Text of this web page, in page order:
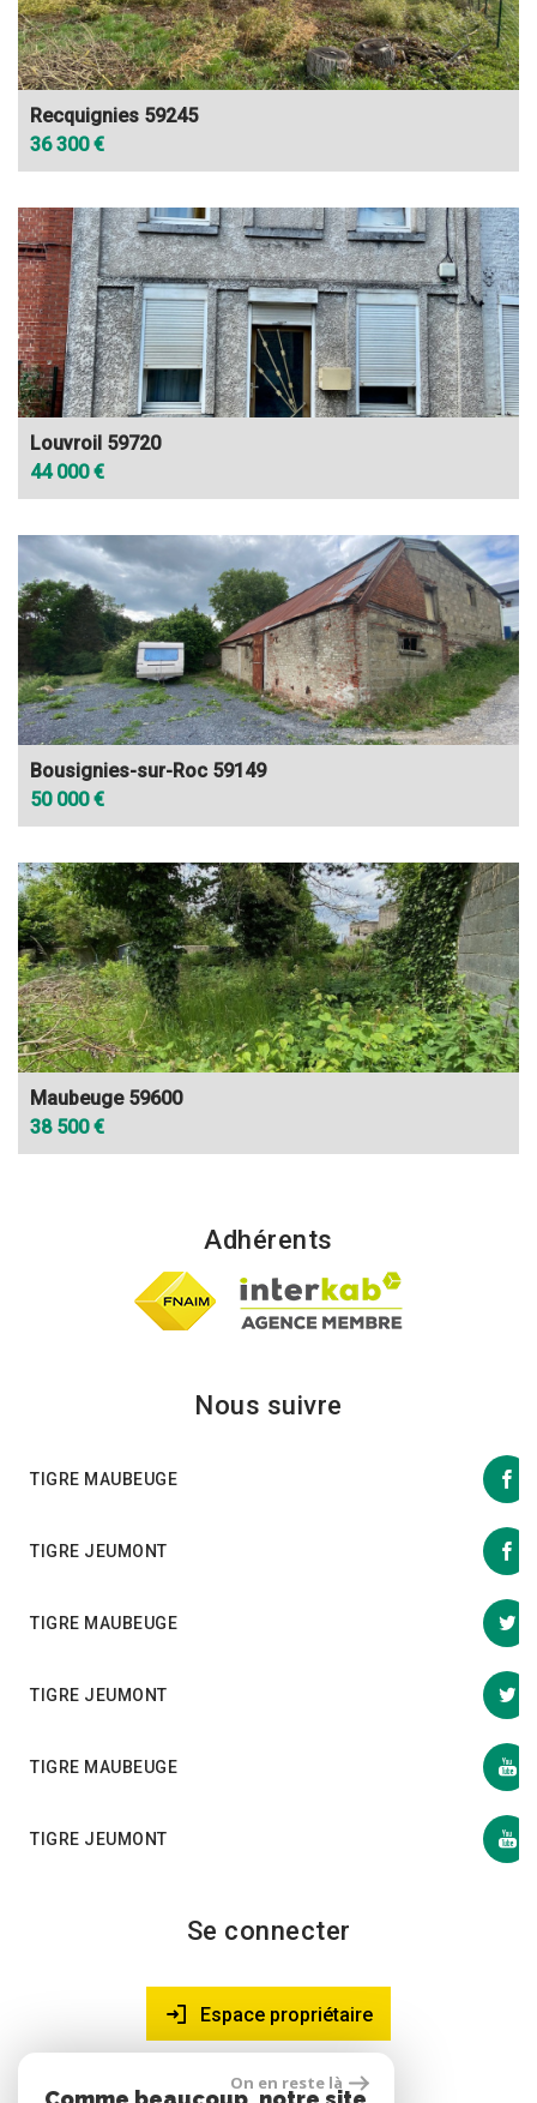
Recquignies 59245
36 300 €
Louvroil 59720
44 000 €
Bousignies-sur-Roc 59149
50 000 €
Maubeuge 59600
38 500 €
Adhérents
Nous suivre
TIGRE MAUBEUGE
TIGRE JEUMONT
TIGRE MAUBEUGE
TIGRE JEUMONT
TIGRE MAUBEUGE
TIGRE JEUMONT
Se connecter
Espace propriétaire
On en reste là